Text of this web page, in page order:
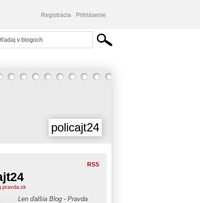
Registrácia Prihlásenie
policajt24
RSS
Len ďalšia Blog - Pravda